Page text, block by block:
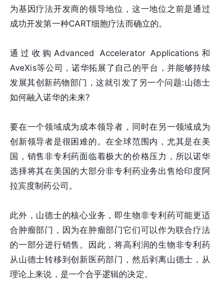
为基因疗法开发商的领导地位，这一地位之前是通过
成功开发第一种CART细胞疗法而确立的。
通过收购Advanced Accelerator Applications和
AveXis等公司，诺华拓展了自己的平台，并能够持续
发展其创新药物部门，这就引发了另一个问题:山德士
如何融入诺华的未来?
要在一个领域成为成本领导者，同时在另一领域成为
创新领导者是很困难的。在全球范围内，尤其是在美
国，销售非专利药面临着极大的价格压力，所以诺华
选择将其在美国的大部分非专利药业务出售给印度阿
拉宾度制药公司。
此外，山德士的核心业务，即生物非专利药可能更适
合肿瘤部门，因为在肿瘤部门它们可以作为联合疗法
的一部分进行销售。因此，将高利润的生物非专利药
从山德士转移到创新医药部门，然后剥离山德士，从
理论上来说，是一个合乎逻辑的决定。